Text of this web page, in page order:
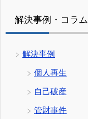
解決事例・コラム
解決事例
個人再生
自己破産
管財事件